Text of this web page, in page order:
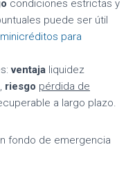
condiciones estrictas y
puede ser útil
minicréditos para
ventaja liquidez
riesgo pérdida de
a largo plazo.
fondo de emergencia